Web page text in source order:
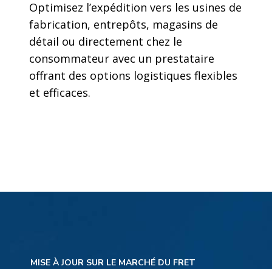
Optimisez l’expédition vers les usines de
fabrication, entrepôts, magasins de
détail ou directement chez le
consommateur avec un prestataire
offrant des options logistiques flexibles
et efficaces.
MISE À JOUR SUR LE MARCHÉ DU FRET